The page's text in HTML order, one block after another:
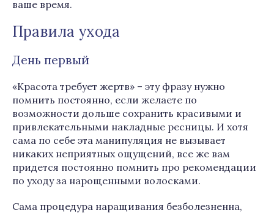
ваше время.
Правила ухода
День первый
«Красота требует жертв» – эту фразу нужно
помнить постоянно, если желаете по
возможности дольше сохранить красивыми и
привлекательными накладные ресницы. И хотя
сама по себе эта манипуляция не вызывает
никаких неприятных ощущений, все же вам
придется постоянно помнить про рекомендации
по уходу за нарощенными волосками.
Сама процедура наращивания безболезненна,